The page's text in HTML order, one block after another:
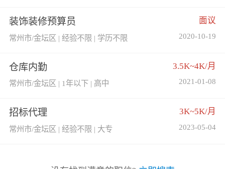
装饰装修预算员 面议
常州市/金坛区 | 经验不限 | 学历不限 2020-10-19
仓库内勤 3.5K~4K/月
常州市/金坛区 | 1年以下 | 高中 2021-01-08
招标代理 3K~5K/月
常州市/金坛区 | 经验不限 | 大专 2023-05-04